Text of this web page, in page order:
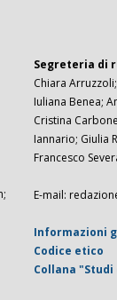
Segreteria di
Chiara
Iuliana Benea;
Cristina
Iannario; Giulia
Francesco
E-mail:
Informazioni
Codice etico
Collana